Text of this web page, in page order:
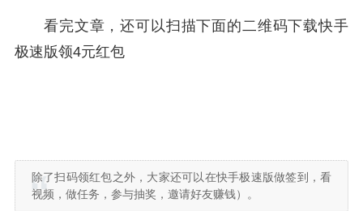
看完文章，还可以扫描下面的二维码下载快手
极速版领4元红包
除了扫码领红包之外，大家还可以在快手极速版做签到，看
视频，做任务，参与抽奖，邀请好友赚钱）。